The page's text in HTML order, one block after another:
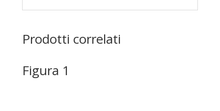
Prodotti correlati
Figura 1